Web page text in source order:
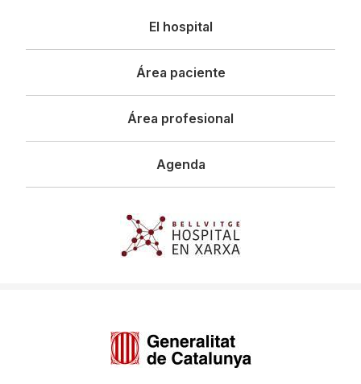
principal
El hospital
Área paciente
Área profesional
Agenda